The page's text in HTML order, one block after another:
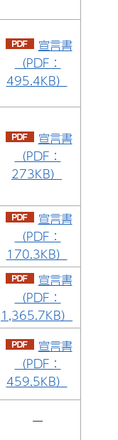
宣言書
（PDF：
495.4KB）
宣言書
（PDF：
273KB）
宣言書
（PDF：
170.3KB）
宣言書
（PDF：
1,365.7KB）
宣言書
（PDF：
459.5KB）
ー